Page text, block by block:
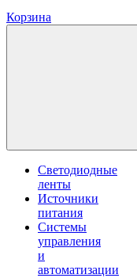
Корзина
Светодиодные
ленты
Источники
питания
Системы
управления
и
автоматизации